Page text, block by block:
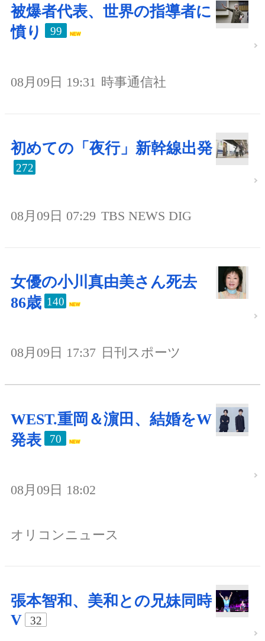
被爆者代表、世界の指導者に
憤り
99
08月09日 19:31 時事通信社
初めての「夜行」新幹線出発
272
08月09日 07:29 TBS NEWS DIG
女優の小川真由美さん死去
86歳 140
08月09日 17:37 日刊スポーツ
WEST.重岡＆濵田、結婚をW
発表
70
08月09日 18:02
オリコンニュース
張本智和、美和との兄妹同時
V
32